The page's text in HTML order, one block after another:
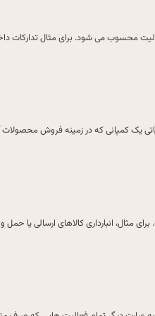
محسوب می شود. برای مثال تدارکات
یک کمپانی که در زمینه فروش محصولات
انبارداری کالاهای ارسالی یا حمل